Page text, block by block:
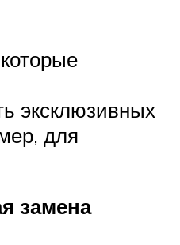
эксклюзивных
для
замена